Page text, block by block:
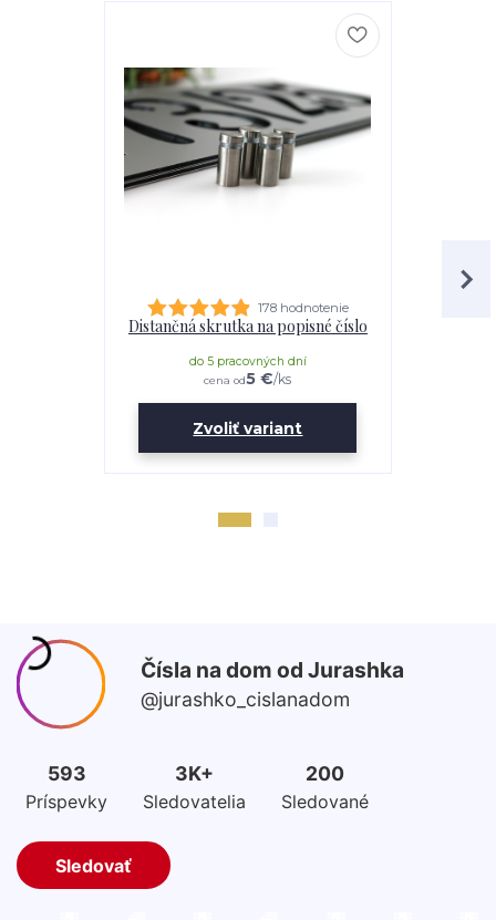
178 hodnotenie
Distančná skrutka na popisné číslo
cena od5 €/ks
do 5 pracovných dní
Zvoliť variant